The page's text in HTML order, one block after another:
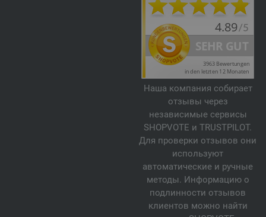
Наша компания собирает
отзывы через
независимые сервисы
SHOPVOTE и TRUSTPILOT.
Для проверки отзывов они
используют
автоматические и ручные
методы. Информацию о
подлинности отзывов
клиентов можно найти